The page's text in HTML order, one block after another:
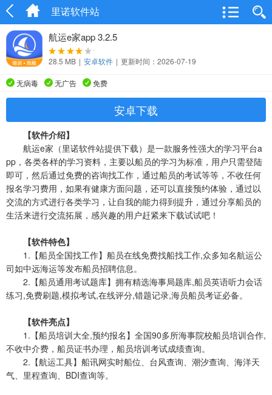
里诺软件站
航运e家app 3.2.5
28.5 MB | 安卓软件 | 更新时间：2026-07-19
无病毒 无广告 免费
安卓下载
【软件介绍】
航运e家（里诺软件站提供下载）是一款服务性强大的学习平台a
pp，各类各样的学习资料，主要以船员的学习为标准，用户只需登陆
即可，然后通过免费的咨询找工作，通过船员的考试等等，不收任何
报名学习费用，如果有健康方面问题，还可以直接预约体验，通过以
交流的方式进行各类学习，让自我的能力得到提升，通过分享船员的
生活来进行交流拓展，感兴趣的用户赶紧来下载试试吧！
【软件特色】
1.【船员全国找工作】船员在线免费找船找工作,众多知名航运公
司如中远海运等发布船员招聘信息。
2.【船员通用考试题库】拥有精选海事局题库,船员英语听力会话
练习,免费刷题,模拟考试,在线评分,错题记录,海员船员考证必备。
【软件亮点】
1.【船员培训大全,预约报名】全国90多所海事院校船员培训合作,
不收中介费，船员证书办理，船员培训考试成绩查询。
2.【航运工具】船讯网实时船位、台风查询、潮汐查询、海洋天
气、里程查询、BDI查询等。